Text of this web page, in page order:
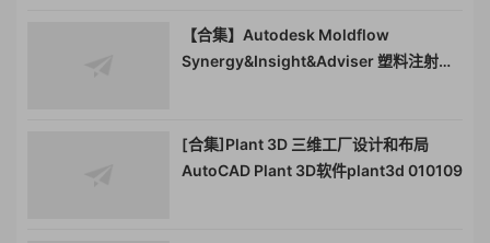
【合集】Autodesk Moldflow
Synergy&Insight&Adviser 塑料注射成
[合集]Plant 3D 三维工厂设计和布局
AutoCAD Plant 3D软件plant3d 010109